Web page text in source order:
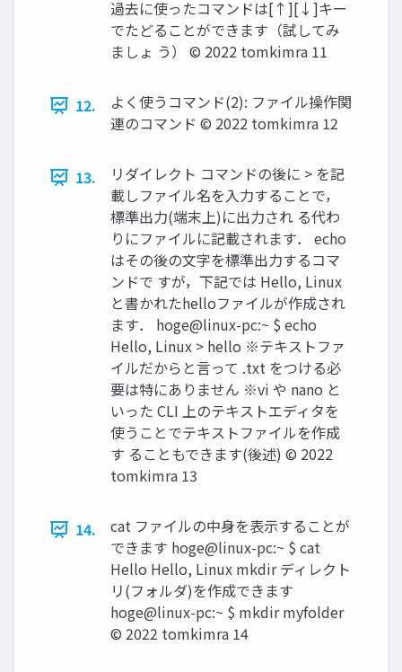
過去に使ったコマンドは[↑][↓]キー
でたどることができます（試してみ
ましょ う） ©︎ 2022 tomkimra 11
12.
よく使うコマンド(2): ファイル操作関
連のコマンド ©︎ 2022 tomkimra 12
13.
リダイレクト コマンドの後に > を記
載しファイル名を入力することで，
標準出力(端末上)に出力され る代わ
りにファイルに記載されます． echo
はその後の文字を標準出力するコマ
ンドで すが，下記では Hello, Linux
と書かれたhelloファイルが作成され
ます． hoge@linux-pc:~ $ echo
Hello, Linux > hello ※テキストファ
イルだからと言って .txt をつける必
要は特にありません ※vi や nano と
いった CLI 上のテキストエディタを
使うことでテキストファイルを作成
す ることもできます(後述) ©︎ 2022
tomkimra 13
14.
cat ファイルの中身を表示することが
できます hoge@linux-pc:~ $ cat
Hello Hello, Linux mkdir ディレクト
リ(フォルダ)を作成できます
hoge@linux-pc:~ $ mkdir myfolder
©︎ 2022 tomkimra 14